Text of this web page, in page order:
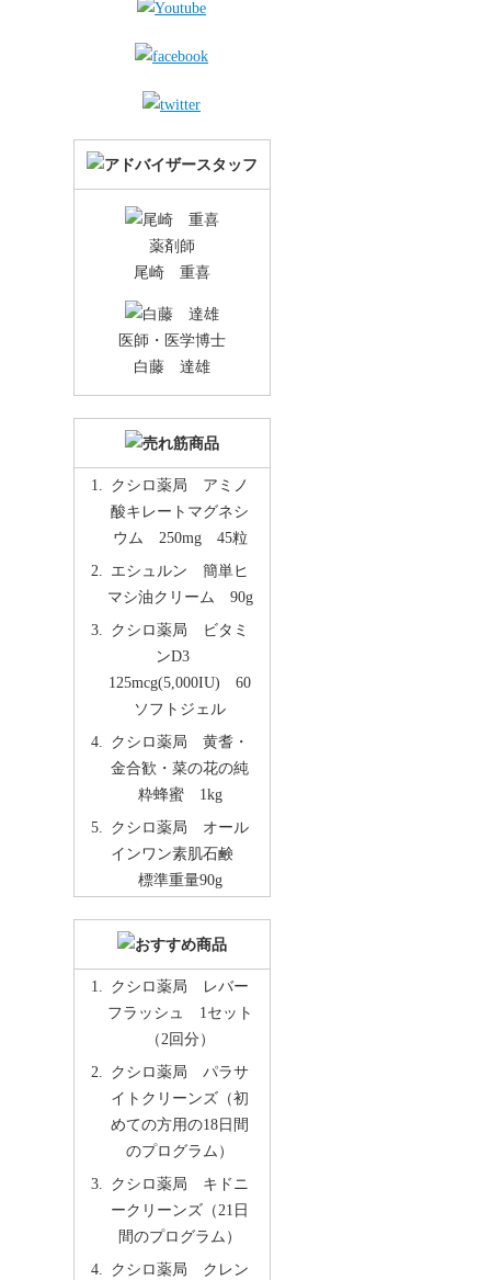
薬剤師
尾崎 重喜
医師・医学博士
白藤 達雄
クシロ薬局 アミノ
酸キレートマグネシ
ウム 250mg 45粒
エシュルン 簡単ヒ
マシ油クリーム 90g
クシロ薬局 ビタミ
ンD3
125mcg(5,000IU) 60
ソフトジェル
クシロ薬局 黄耆・
金合歓・菜の花の純
粋蜂蜜 1kg
クシロ薬局 オール
インワン素肌石鹸
標準重量90g
クシロ薬局 レバー
フラッシュ 1セット
（2回分）
クシロ薬局 パラサ
イトクリーンズ（初
めての方用の18日間
のプログラム）
クシロ薬局 キドニ
ークリーンズ（21日
間のプログラム）
クシロ薬局 クレン